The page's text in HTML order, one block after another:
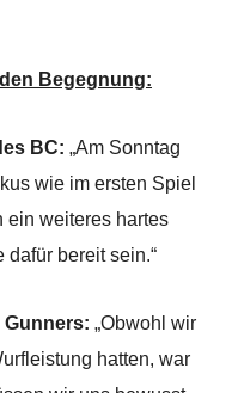
Begegnung:
BC: „Am Sonntag
wie im ersten Spiel
ein weiteres hartes
bereit sein.“
„Obwohl wir
hatten, war